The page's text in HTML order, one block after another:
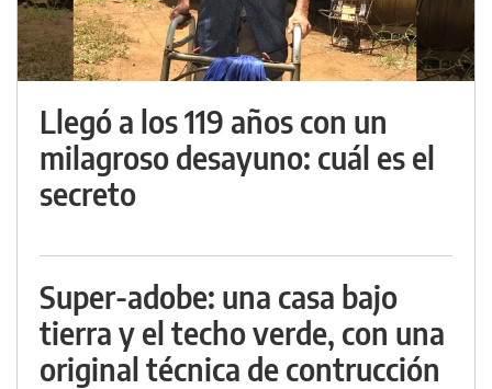
Llegó a los 119 años con un
milagroso desayuno: cuál es el
secreto
Super-adobe: una casa bajo
tierra y el techo verde, con una
original técnica de contrucción